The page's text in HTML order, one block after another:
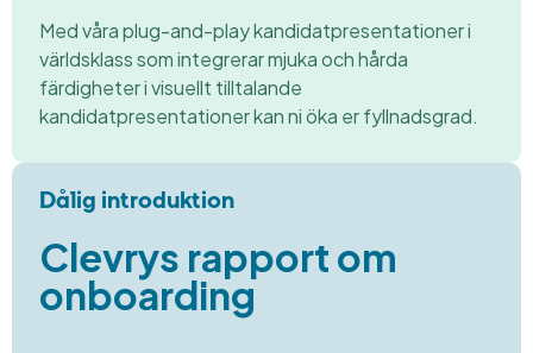
Med våra plug-and-play kandidatpresentationer i
världsklass som integrerar mjuka och hårda
färdigheter i visuellt tilltalande
kandidatpresentationer kan ni öka er fyllnadsgrad.
Dålig introduktion
Clevrys rapport om
onboarding